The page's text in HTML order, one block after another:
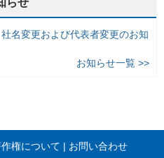
らせ
名変更および代表者変更のお知
お知らせ一覧 >>
権について お問い合わせ